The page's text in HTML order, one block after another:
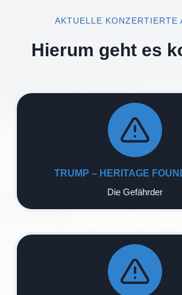
AKTUELLE KONZERTIERTE
Hierum geht es
TRUMP – HERITAGE
Die Gefährder